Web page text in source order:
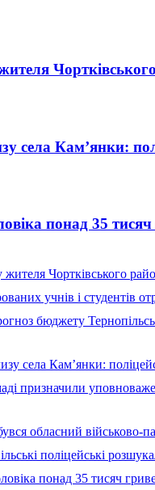
села Кам’янки:
понад 35
Чортківського
учнів і студентів
бюджету
села Кам’янки:
призначили
обласний військово-
поліцейські
понад 35 тисяч